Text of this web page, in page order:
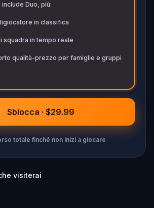
Duo, più:
in classifica
squadra in tempo reale
qualità-prezzo per famiglie e gruppi
Sblocca · $29.99
totale finché non inizi a giocare
visiterai